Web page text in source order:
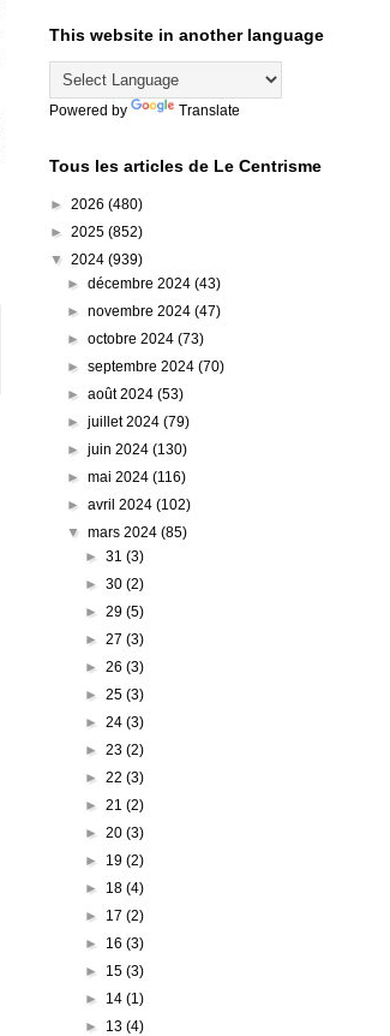
This website in another language
Powered by Translate
Tous les articles de Le Centrisme
► 2026 (480)
► 2025 (852)
▼ 2024 (939)
►décembre 2024(43)
►novembre 2024(47)
►octobre 2024(73)
►septembre 2024(70)
►août 2024(53)
►juillet 2024(79)
►juin 2024(130)
►mai 2024(116)
►avril 2024(102)
▼mars 2024(85)
► 31 (3)
► 30 (2)
► 29 (5)
► 27 (3)
► 26 (3)
► 25 (3)
► 24 (3)
► 23 (2)
► 22 (3)
► 21 (2)
► 20 (3)
► 19 (2)
► 18 (4)
► 17 (2)
► 16 (3)
► 15 (3)
► 14 (1)
► 13 (4)